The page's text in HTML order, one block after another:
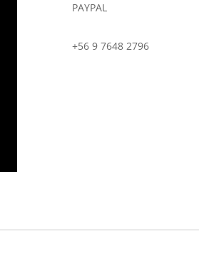
PAYPAL
+56 9 7648 2796